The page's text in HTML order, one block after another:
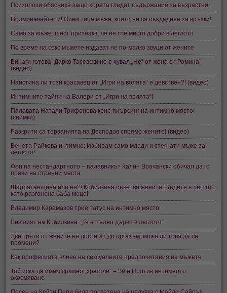
Психолози обясниха защо хората гледат съдържание за възрастни!
Подминавайте ги! Осем типа мъже, които не са създадени за връзки!
Само за мъже: шест признака, че не сте много добри в леглото
По време на секс мъжете издават не по-малко звуци от жените
Винаги готова! Дарко Тасевски не е чувал „Не“ от жена си Ромина!
(видео)
Наистина ли този красавец от „Игри на волята“ е девствен?! (видео)
Интимните тайни на Валери от „Игри на волята“!
Палавата Натали Трифонова крие пиърсинг на интимно място!
(снимки)
Разкрити са терзанията на Десподов спрямо жените! (видео)
Венета Райкова интимно: Избирам само млади и стегнати мъже за
леглото!
Фен на нестандартното – палавникът Калин Врачански обичал да го
прави на странни места
Шарлатанщина или не?! Кобилкина съветва жените: Бъдете в леглото
като разгонена баба меца!
Владимир Карамазов трие татус на интимно място
Бившият на Кобилкина: „Тя е пълно дърво в леглото“
Две трети от жените не достигат до оргазъм, може ли това да се
промени?
Как професията влияе на сексуалните предпочитания на мъжете
Той иска да имам срамно „храстче“ – За и Против интимното
окосмяване
Песен на Кейти Пери била посветена на целувка с Майли Сайръс